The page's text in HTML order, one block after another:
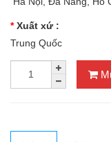
Xuất xứ :
Trung Quốc